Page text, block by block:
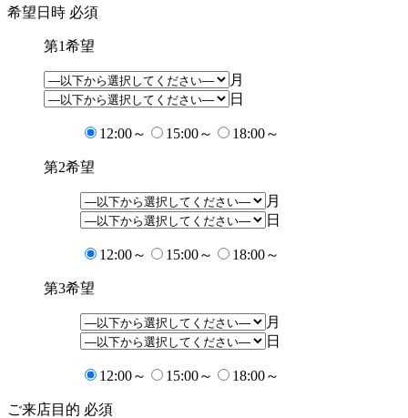
希望日時 必須
第1希望
月
日
12:00～ 15:00～ 18:00～
第2希望
月
日
12:00～ 15:00～ 18:00～
第3希望
月
日
12:00～ 15:00～ 18:00～
ご来店目的 必須